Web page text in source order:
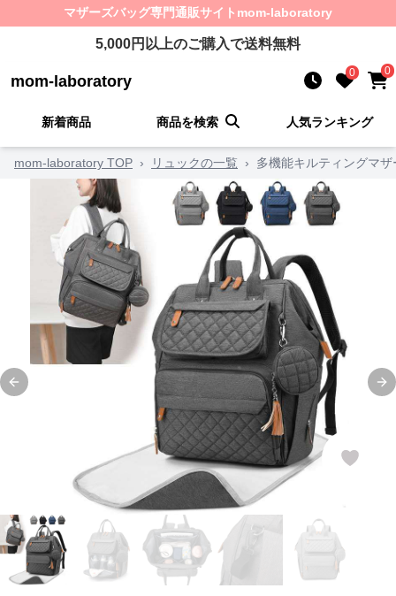
マザーズバッグ専門通販サイト mom-laboratory
5,000円以上のご購入で送料無料
mom-laboratory 0 0
新着商品 商品を検索 人気ランキング
mom-laboratory TOP › リュックの一覧 › 多機能キルティングマ
Previous slide